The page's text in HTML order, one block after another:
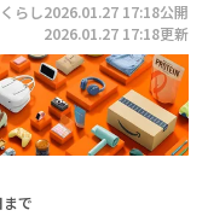
らし2026.01.27 17:18公開
2026.01.27 17:18更新
で